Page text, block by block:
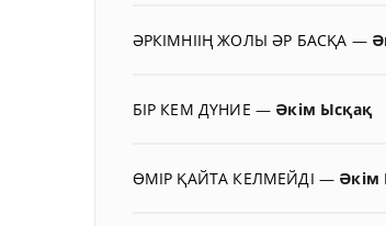
ӘРКІМНІІҢ ЖОЛЫ ӘР БАСҚА —
БІР КЕМ ДҮНИЕ — Әкім Ысқақ
ӨМІР ҚАЙТА КЕЛМЕЙДІ — Әкім